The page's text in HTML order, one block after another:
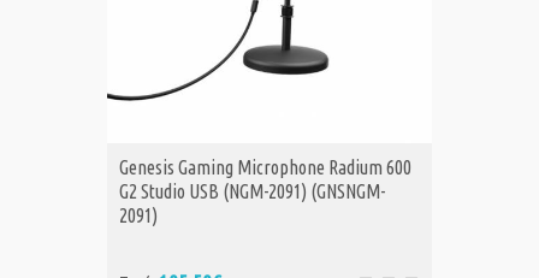
Genesis Gaming Microphone Radium 600
G2 Studio USB (NGM-2091) (GNSNGM-
2091)